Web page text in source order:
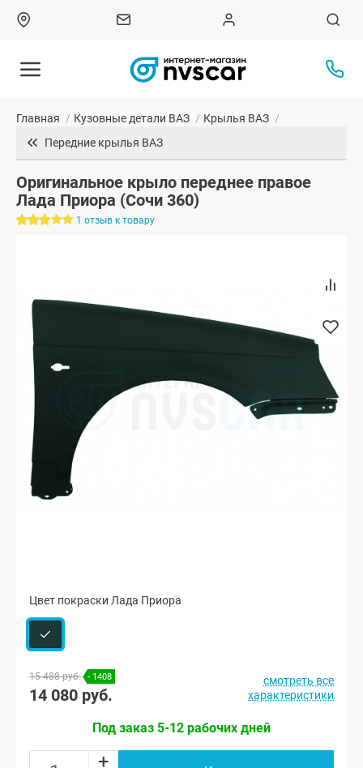
Главная / Кузовные детали ВАЗ / Крылья ВАЗ /
Передние крылья ВАЗ
Оригинальное крыло переднее правое
Лада Приора (Сочи 360)
1 отзыв к товару
Цвет покраски Лада Приора
15 488 руб. - 1408
14 080 руб.
смотреть все
характеристики
Под заказ 5-12 рабочих дней
+